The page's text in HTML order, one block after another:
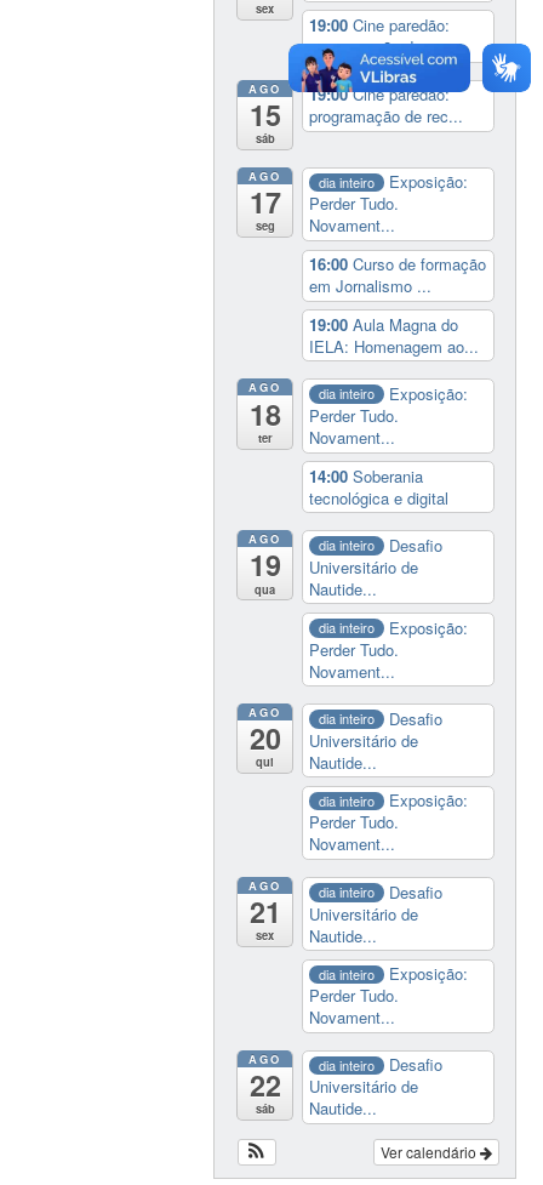
sex
19:00Cine paredão:
programação de rec...
AGO
15
sáb
19:00Cine paredão:
programação de rec...
AGO
17
seg
dia inteiro
Exposição:
Perder Tudo.
Novament...
16:00Curso de formação
em Jornalismo ...
19:00Aula Magna do
IELA: Homenagem ao...
AGO
18
ter
dia inteiro
Exposição:
Perder Tudo.
Novament...
14:00Soberania
tecnológica e digital
AGO
19
qua
dia inteiro
Desafio
Universitário de
Nautide...
dia inteiro
Exposição:
Perder Tudo.
Novament...
AGO
20
qui
dia inteiro
Desafio
Universitário de
Nautide...
dia inteiro
Exposição:
Perder Tudo.
Novament...
AGO
21
sex
dia inteiro
Desafio
Universitário de
Nautide...
dia inteiro
Exposição:
Perder Tudo.
Novament...
AGO
22
sáb
dia inteiro
Desafio
Universitário de
Nautide...
Ver calendário